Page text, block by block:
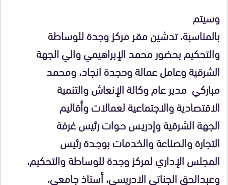
وسيتم
بالمناسبة، تدشين مقـر مركز وجدة للوساطة
والتحكيم بحضور محمد الإبراهيمي والي الجهة
الشرقية وعامل عمالة وحجدة انجاد، ومحمد
مباركي مدير عام وكالة الإنعاش والتنمية
الاقتصادية والاجتماعية لعمالات وأقاليم
الجهة الشرقية وإدريـس حـوات رئيس غرفة
التجارة والصناعة والخدمات بوجـدة رئيس
المجلس الإداري لمركز وجدة للوساطة والتحكيم،
وعبدالحق الجناتي الادريسي، أستاذ جامعي،